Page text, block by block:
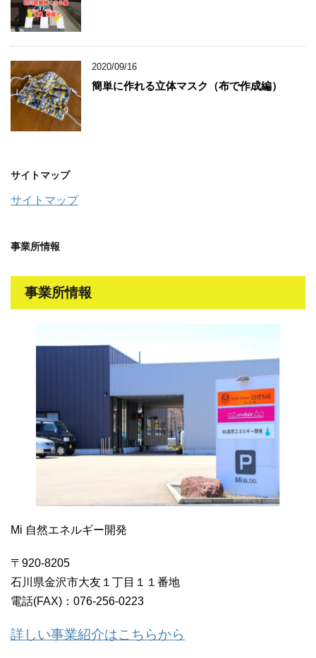
2020/09/16
簡単に作れる立体マスク（布で作成編）
サイトマップ
サイトマップ
事業所情報
事業所情報
Mi 自然エネルギー開発
〒920-8205
石川県金沢市大友１丁目１１番地
電話(FAX)：076-256-0223
詳しい事業紹介はこちらから